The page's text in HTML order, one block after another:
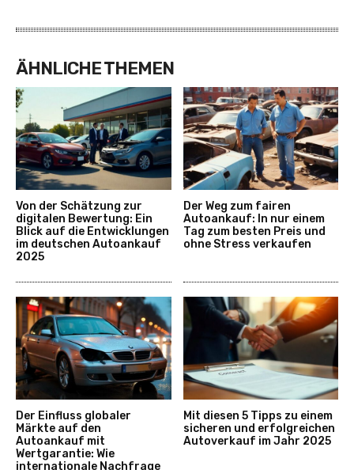
ÄHNLICHE THEMEN
Von der Schätzung zur
digitalen Bewertung: Ein
Blick auf die Entwicklungen
im deutschen Autoankauf
2025
Der Weg zum fairen
Autoankauf: In nur einem
Tag zum besten Preis und
ohne Stress verkaufen
Der Einfluss globaler
Märkte auf den
Autoankauf mit
Wertgarantie: Wie
internationale Nachfrage
Mit diesen 5 Tipps zu einem
sicheren und erfolgreichen
Autoverkauf im Jahr 2025